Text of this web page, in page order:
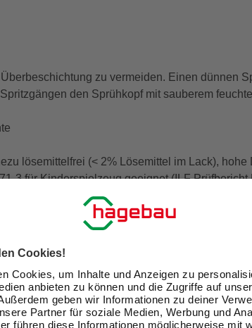
zu vermeiden. Einen dünnen
den Sprühkopf mit sauberem feuchte
lösemittelfrei (< 2% Lösemittel im Lack),
3 für Kinderspielzeug geeignet (ILF